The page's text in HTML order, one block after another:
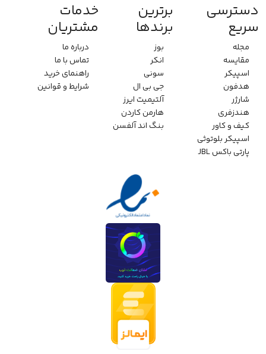
دسترسی
سریع
مجله
مقایسه
اسپیکر
هدفون
شارژر
هندزفری
کیف و کاور
اسپیکر بلوتوثی
پارتی باکس JBL
برترین
برندها
بوز
انکر
سونی
جی بی ال
آلتیمیت ایرز
هارمن کاردن
بنگ اند آلفسن
خدمات
مشتریان
درباره ما
تماس با ما
راهنمای خرید
شرایط و قوانین